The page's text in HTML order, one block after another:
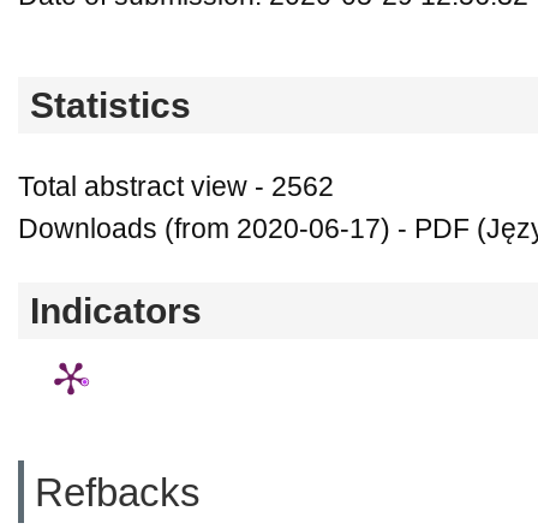
Statistics
Total abstract view - 2562
Downloads (from 2020-06-17) - PDF
Indicators
Refbacks